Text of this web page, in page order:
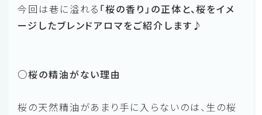
今回は巷に溢れる 「桜の香り」の正体と、桜をイメ
ージしたブレンドアロマをご紹介します♪
○桜の精油がない理由
桜の天然精油があまり手に入らないのは、生の桜